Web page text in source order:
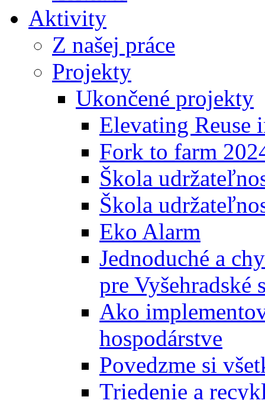
Aktivity
Z našej práce
Projekty
Ukončené projekty
Elevating Reuse
Fork to farm
Škola
Škola
Eko Alarm
Jednoduché a
pre Vyšehradské
Ako
hospodárstve
Povedzme si
Triedenie a